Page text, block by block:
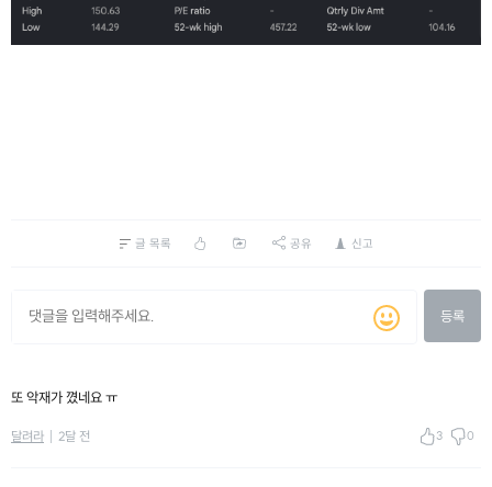
글 목록 공유 신고
등록
또 악재가 꼈네요 ㅠ
달려라 2달 전 3 0